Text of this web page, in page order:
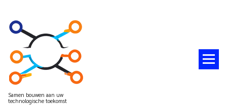
Samen bouwen aan uw
technologische toekomst